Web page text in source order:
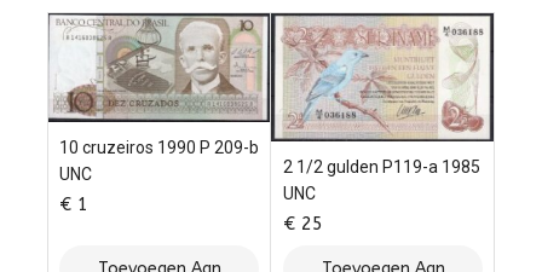
10 cruzeiros 1990 P 209-b
UNC
€ 1
2 1/2 gulden P119-a 1985
UNC
€ 25